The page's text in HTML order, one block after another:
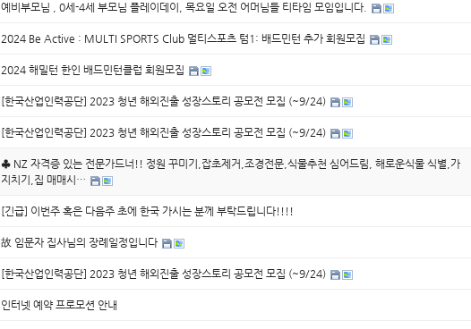
예비부모님 , 0세-4세 부모님 플레이데이, 목요일 오전 어머님들 티타임 모임입니다.
2024 Be Active : MULTI SPORTS Club 멀티스포츠 텀1: 배드민턴 추가 회원모집
2024 해밀턴 한인 배드민턴클럽 회원모집
[한국산업인력공단] 2023 청년 해외진출 성장스토리 공모전 모집 (~9/24)
[한국산업인력공단] 2023 청년 해외진출 성장스토리 공모전 모집 (~9/24)
♣ NZ 자격증 있는 전문가드너!! 정원 꾸미기,잡초제거,조경전문,식물추천 심어드림, 해로운식물 식별,가
지치기,집 매매시…
[긴급] 이번주 혹은 다음주 초에 한국 가시는 분께 부탁드립니다!!!!
故 임문자 집사님의 장례일정입니다
[한국산업인력공단] 2023 청년 해외진출 성장스토리 공모전 모집 (~9/24)
인터넷 예약 프로모션 안내